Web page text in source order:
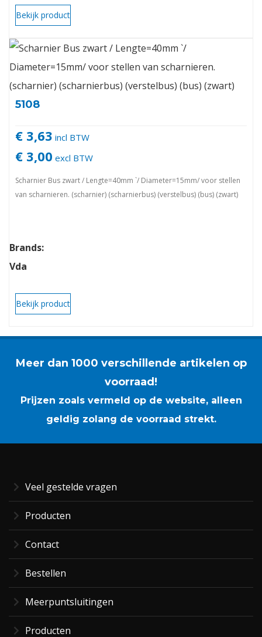
Bekijk product
5108
€ 3,63 incl BTW
€ 3,00 excl BTW
Scharnier Bus zwart / Lengte=40mm `/ Diameter=15mm/ voor stellen
van scharnieren. (scharnier) (scharnierbus) (verstelbus) (bus) (zwart)
Brands:
Vda
Bekijk product
Meer dan 1000 verschillende artikelen op
voorraad!
Prijzen zoals vermeld op de website, alleen
geldig zolang de voorraad strekt.
Veel gestelde vragen
Producten
Contact
Bestellen
Meerpuntsluitingen
Producten